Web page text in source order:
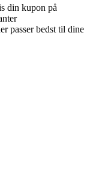
din kupon på
passer bedst til dine